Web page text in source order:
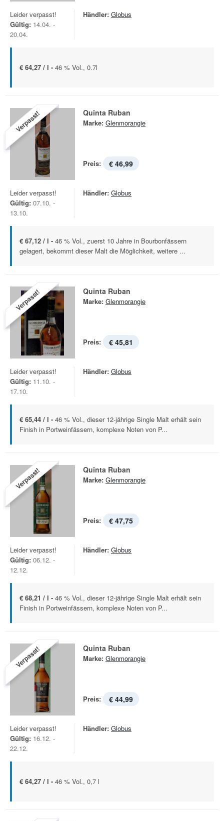
Leider verpasst!
Gültig: 14.04. -
20.04.
Händler: Globus
€ 64,27 / l - 46 % Vol., 0.7l
Verpasst! Quinta Ruban
Marke: Glenmorangie
Preis: € 46,99
Leider verpasst!
Gültig: 07.10. -
13.10.
Händler: Globus
€ 67,12 / l - 46 % Vol., zuerst 10 Jahre in Bourbonfässern
gelagert, bekommt dieser Malt die Möglichkeit, weitere ...
Verpasst! Quinta Ruban
Marke: Glenmorangie
Preis: € 45,81
Leider verpasst!
Gültig: 11.10. -
17.10.
Händler: Globus
€ 65,44 / l - 46 % Vol., dieser 12-jährige Single Malt erhält sein
Finish in Portweinfässern, komplexe Noten von P...
Verpasst! Quinta Ruban
Marke: Glenmorangie
Preis: € 47,75
Leider verpasst!
Gültig: 06.12. -
12.12.
Händler: Globus
€ 68,21 / l - 46 % Vol., dieser 12-jährige Single Malt erhält sein
Finish in Portweinfässern, komplexe Noten von P...
Verpasst! Quinta Ruban
Marke: Glenmorangie
Preis: € 44,99
Leider verpasst!
Gültig: 16.12. -
22.12.
Händler: Globus
€ 64,27 / l - 46 % Vol., 0,7 l